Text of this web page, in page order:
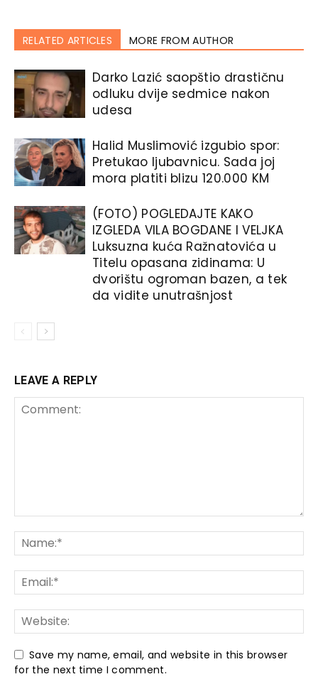
RELATED ARTICLES MORE FROM AUTHOR
Darko Lazić saopštio drastičnu
odluku dvije sedmice nakon
udesa
Halid Muslimović izgubio spor:
Pretukao ljubavnicu. Sada joj
mora platiti blizu 120.000 KM
(FOTO) POGLEDAJTE KAKO
IZGLEDA VILA BOGDANE I VELJKA
Luksuzna kuća Ražnatovića u
Titelu opasana zidinama: U
dvorištu ogroman bazen, a tek
da vidite unutrašnjost
LEAVE A REPLY
Save my name, email, and website in this browser
for the next time I comment.